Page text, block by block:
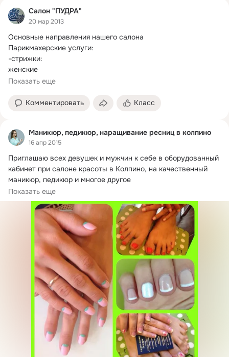
Салон "ПУДРА"
20 мар 2013
Основные направления нашего салона
Парикмахерские услуги:
-стрижки:
женские
мужские
-укладки, полишинг
Показать еще
Комментировать Класс
Маникюр, педикюр, наращивание ресниц в колпино
16 апр 2015
Приглашаю всех девушек и мужчин к себе в оборудованный
кабинет при салоне красоты в Колпино, на качественный
маникюр, педикюр и многое другое
За более подробной информацией звоните 89219249138
Показать еще